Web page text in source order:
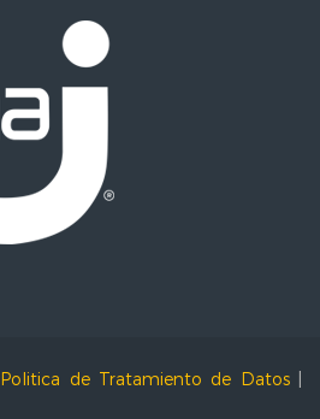
Politica de Tratamiento de Datos|